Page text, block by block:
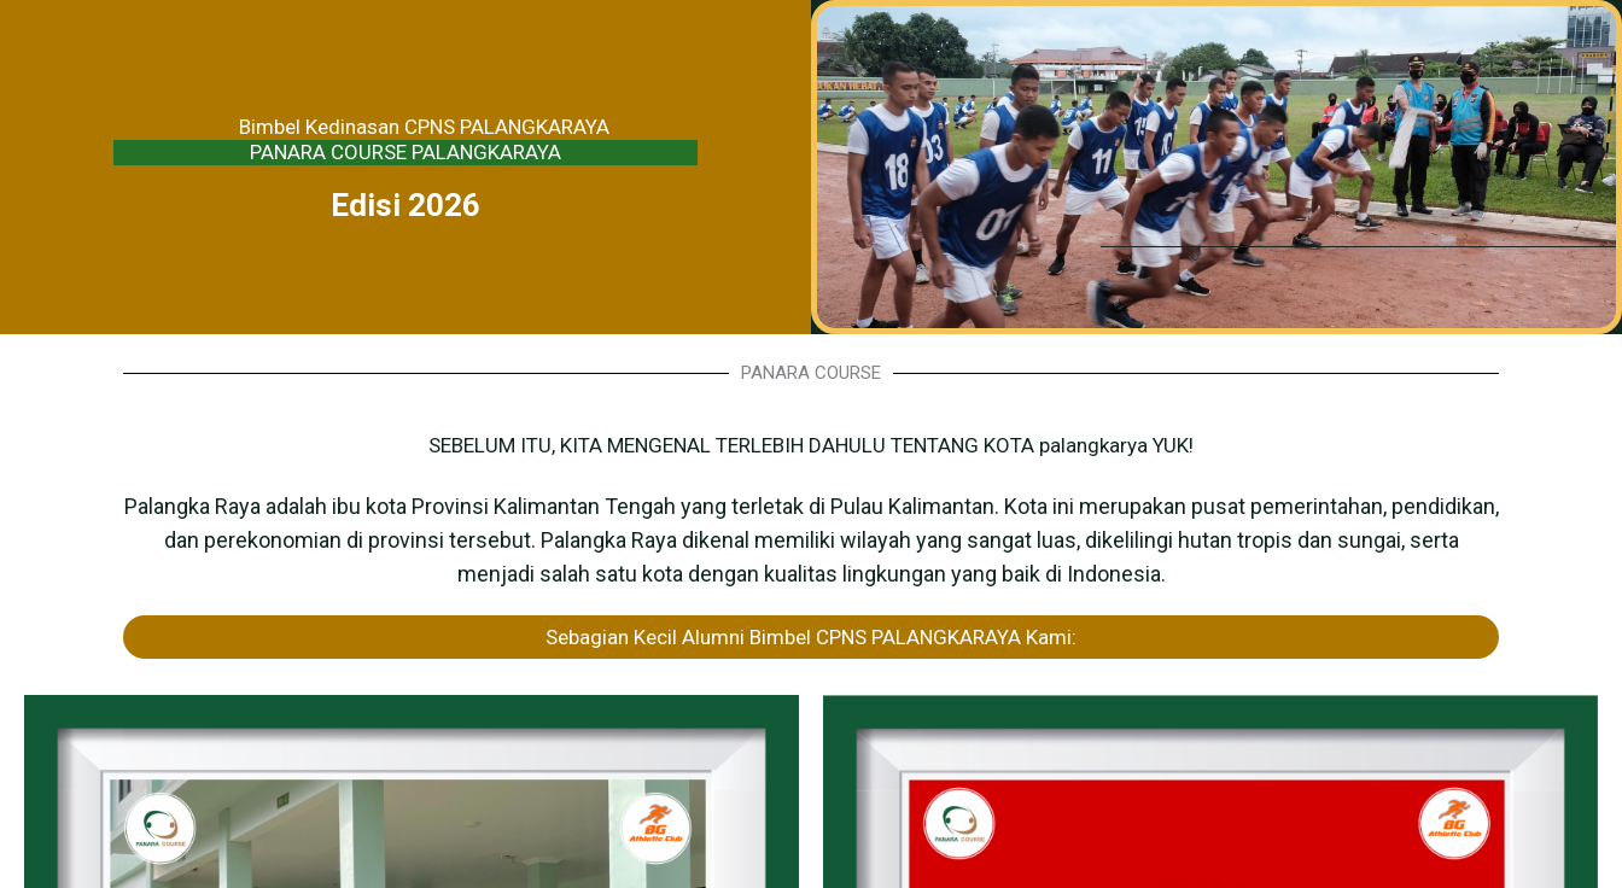
Bimbel Kedinasan CPNS PALANGKARAYA
PANARA COURSE PALANGKARAYA
Edisi 2026
PANARA COURSE
SEBELUM ITU, KITA MENGENAL TERLEBIH DAHULU TENTANG KOTA palangkarya YUK!
Palangka Raya adalah ibu kota Provinsi Kalimantan Tengah yang terletak di Pulau Kalimantan. Kota ini merupakan pusat pemerintahan, pendidikan,
dan perekonomian di provinsi tersebut. Palangka Raya dikenal memiliki wilayah yang sangat luas, dikelilingi hutan tropis dan sungai, serta
menjadi salah satu kota dengan kualitas lingkungan yang baik di Indonesia.
Sebagian Kecil Alumni Bimbel CPNS PALANGKARAYA Kami: